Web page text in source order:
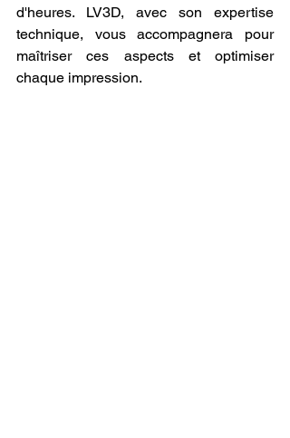
d'heures. LV3D, avec son expertise
technique, vous accompagnera pour
maîtriser ces aspects et optimiser
chaque impression.